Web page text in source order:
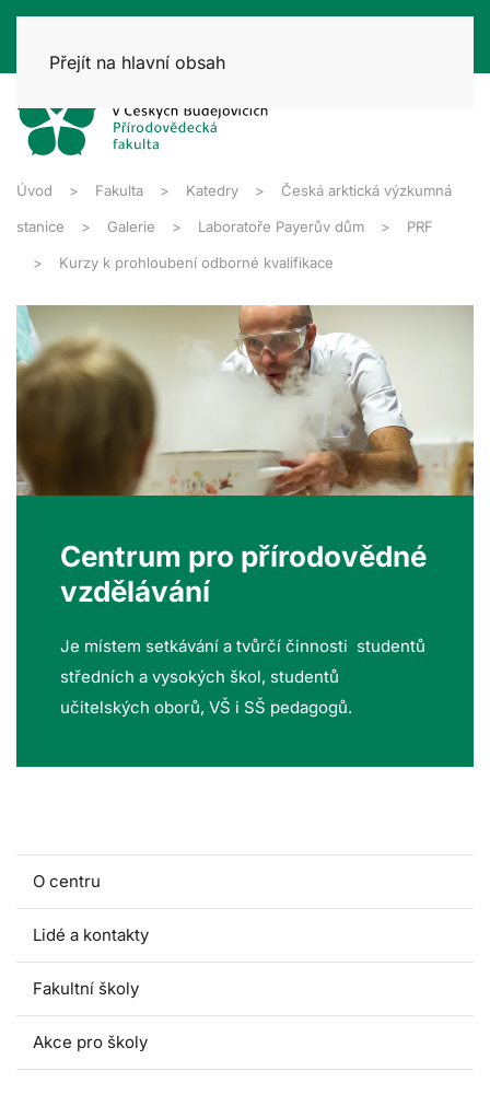
Přejít na hlavní obsah
Úvod Fakulta Katedry Česká arktická výzkumná
stanice Galerie Laboratoře Payerův dům PRF
Kurzy k prohloubení odborné kvalifikace
Centrum pro přírodovědné
vzdělávání
Je místem setkávání a tvůrčí činnosti studentů
středních a vysokých škol, studentů
učitelských oborů, VŠ i SŠ pedagogů.
O centru
Lidé a kontakty
Fakultní školy
Akce pro školy